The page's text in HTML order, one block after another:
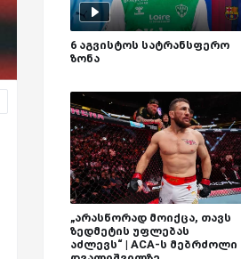
6 აგვისტოს სატრანსფერო
ზონა
„არასწორად მოიქცა, თავს
ზედმეტის უფლებას
აძლევს“ | ACA-ს მებრძოლი